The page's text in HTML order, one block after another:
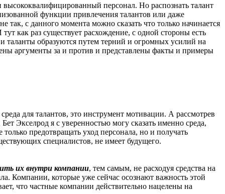
персонал. Но распознать талант
функции привлечения талантов или даже
с данного момента можно сказать что только начинается
как раз существует расхождение, с одной стороны есть
таланты образуются путем терний и огромных усилий на
аргументы за и против и представлены факты и примеры
для талантов, это инструмент мотивации. А рассмотрев
Экселрод я с уверенностью могу сказать именно среда,
предотвращать уход персонала, но и получать
специалистов, не имеет будущего.
их внутри компании, тем самым, не расходуя средства на
Компании, которые уже сейчас осознают важность этой
что частные компании действительно нацелены на